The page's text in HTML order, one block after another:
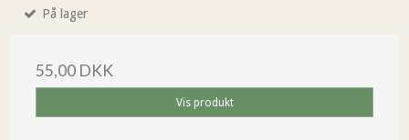
På lager
55,00 DKK
Vis produkt